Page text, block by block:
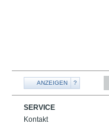
ANZEIGEN ?
SERVICE
Kontakt